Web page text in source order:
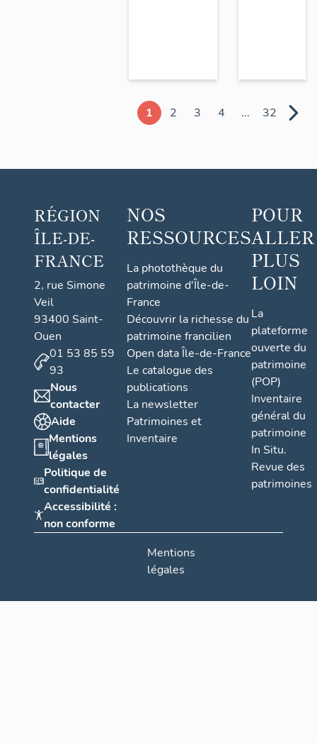
1 2 3 4 ... 32
RÉGION
ÎLE-DE-
FRANCE
2, rue Simone
Veil
93400 Saint-
Ouen
01 53 85 59
93
Nous
contacter
Aide
Mentions
légales
Politique de
confidentialité
Accessibilité :
non conforme
NOS
RESSOURCES
La photothèque du
patrimoine d'Île-de-
France
Découvrir la richesse du
patrimoine francilien
Open data Île-de-France
Le catalogue des
publications
La newsletter
Patrimoines et
Inventaire
POUR
ALLER
PLUS
LOIN
La
plateforme
ouverte du
patrimoine
(POP)
Inventaire
général du
patrimoine
In Situ.
Revue des
patrimoines
Mentions
légales